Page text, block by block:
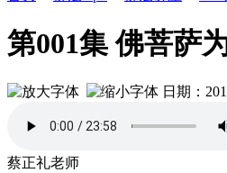
第001集 佛菩萨
日期：
蔡正礼老师